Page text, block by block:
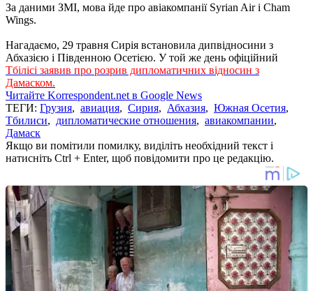
За даними ЗМІ, мова йде про авіакомпанії Syrian Air і Cham
Wings.
Нагадаємо, 29 травня Сирія встановила дипвідносини з
Абхазією і Південною Осетією. У той же день офіційний
Тбілісі заявив про розрив дипломатичних відносин з
Дамаском.
Читайте Korrespondent.net в Google News
ТЕГИ: Грузия, авиация, Сирия, Абхазия, Южная Осетия,
Тбилиси, дипломатические отношения, авиакомпании,
Дамаск
Якщо ви помітили помилку, виділіть необхідний текст і
натисніть Ctrl + Enter, щоб повідомити про це редакцію.